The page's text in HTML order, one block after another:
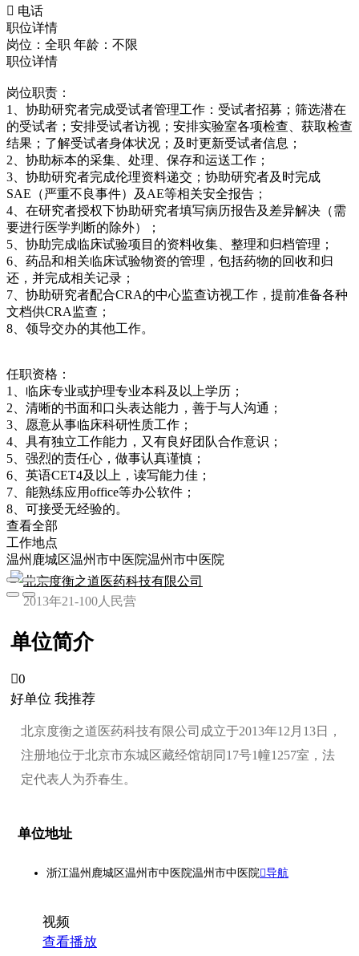
 电话
职位详情
岗位：全职 年龄：不限
职位详情
岗位职责：
1、协助研究者完成受试者管理工作：受试者招募；筛选潜在
的受试者；安排受试者访视；安排实验室各项检查、获取检查
结果；了解受试者身体状况；及时更新受试者信息；
2、协助标本的采集、处理、保存和运送工作；
3、协助研究者完成伦理资料递交；协助研究者及时完成
SAE（严重不良事件）及AE等相关安全报告；
4、在研究者授权下协助研究者填写病历报告及差异解决（需
要进行医学判断的除外）；
5、协助完成临床试验项目的资料收集、整理和归档管理；
6、药品和相关临床试验物资的管理，包括药物的回收和归
还，并完成相关记录；
7、协助研究者配合CRA的中心监查访视工作，提前准备各种
文档供CRA监查；
8、领导交办的其他工作。
任职资格：
1、临床专业或护理专业本科及以上学历；
2、清晰的书面和口头表达能力，善于与人沟通；
3、愿意从事临床科研性质工作；
4、具有独立工作能力，又有良好团队合作意识；
5、强烈的责任心，做事认真谨慎；
6、英语CET4及以上，读写能力佳；
7、能熟练应用office等办公软件；
8、可接受无经验的。
查看全部
工作地点
温州鹿城区温州市中医院温州市中医院
北京度衡之道医药科技有限公司
2013年21-100人 民营
单位简介
0
好单位 我推荐
北京度衡之道医药科技有限公司成立于2013年12月13日，
注册地位于北京市东城区藏经馆胡同17号1幢1257室，法
定代表人为乔春生。
单位地址
浙江温州鹿城区温州市中医院温州市中医院导航
视频
查看播放